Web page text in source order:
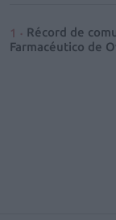
Récord de
Farmacéutico de